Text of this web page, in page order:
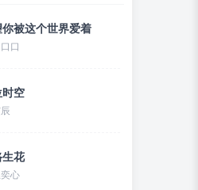
被这个世界爱着
口
空
花
心